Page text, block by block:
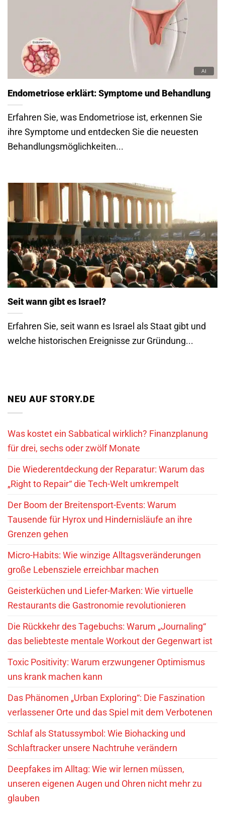
Endometriose erklärt: Symptome und Behandlung
Erfahren Sie, was Endometriose ist, erkennen Sie
ihre Symptome und entdecken Sie die neuesten
Behandlungsmöglichkeiten...
Seit wann gibt es Israel?
Erfahren Sie, seit wann es Israel als Staat gibt und
welche historischen Ereignisse zur Gründung...
NEU AUF STORY.DE
Was kostet ein Sabbatical wirklich? Finanzplanung
für drei, sechs oder zwölf Monate
Die Wiederentdeckung der Reparatur: Warum das
„Right to Repair“ die Tech-Welt umkrempelt
Der Boom der Breitensport-Events: Warum
Tausende für Hyrox und Hindernisläufe an ihre
Grenzen gehen
Micro-Habits: Wie winzige Alltagsveränderungen
große Lebensziele erreichbar machen
Geisterküchen und Liefer-Marken: Wie virtuelle
Restaurants die Gastronomie revolutionieren
Die Rückkehr des Tagebuchs: Warum „Journaling“
das beliebteste mentale Workout der Gegenwart ist
Toxic Positivity: Warum erzwungener Optimismus
uns krank machen kann
Das Phänomen „Urban Exploring“: Die Faszination
verlassener Orte und das Spiel mit dem Verbotenen
Schlaf als Statussymbol: Wie Biohacking und
Schlaftracker unsere Nachtruhe verändern
Deepfakes im Alltag: Wie wir lernen müssen,
unseren eigenen Augen und Ohren nicht mehr zu
glauben